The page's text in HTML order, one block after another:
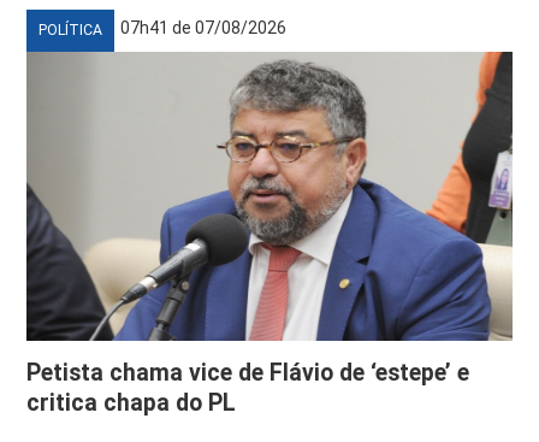
POLÍTICA 07h41 de 07/08/2026
Petista chama vice de Flávio de ‘estepe’ e
critica chapa do PL